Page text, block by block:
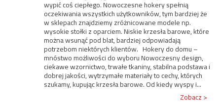
wypić coś ciepłego. Nowoczesne hokery spełnią
oczekiwania wszystkich użytkowników, tym bardziej że
w sklepach znajdziemy zróżnicowane modele np.
wysokie stołki z oparciem. Niskie krzesła barowe, które
można wsunąć pod blat, bardziej odpowiadają
potrzebom niektórych klientów. Hokery do domu –
mnóstwo możliwości do wyboru Nowoczesny design,
ciekawe wzornictwo, trwałe tkaniny, stabilna podstawa i
dobrej jakości, wytrzymałe materiały to cechy, których
szukamy, kupując krzesła barowe. Od kiedy wyspy i...
Zobacz >